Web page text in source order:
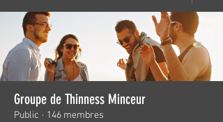
Groupe de Thinness Minceur
Public · 146 membres